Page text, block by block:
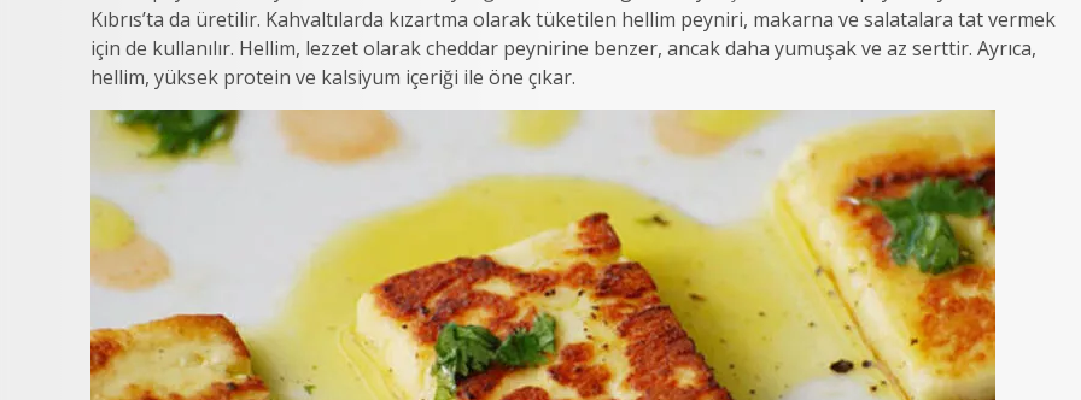
Kıbrıs’ta da üretilir. Kahvaltılarda kızartma olarak tüketilen hellim peyniri, makarna ve salatalara tat vermek
için de kullanılır. Hellim, lezzet olarak cheddar peynirine benzer, ancak daha yumuşak ve az serttir. Ayrıca,
hellim, yüksek protein ve kalsiyum içeriği ile öne çıkar.